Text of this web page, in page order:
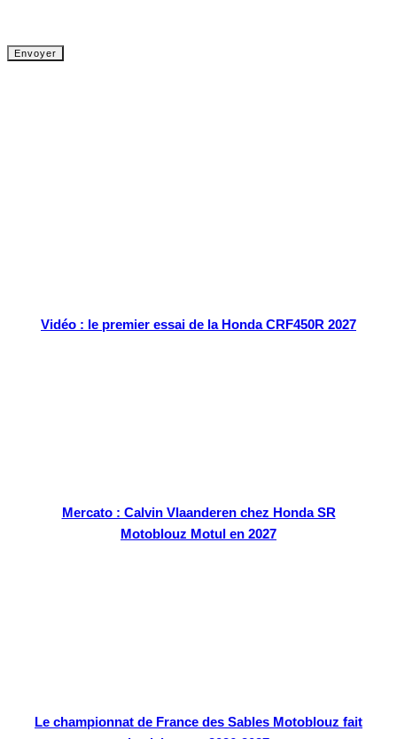
Vidéo : le premier essai de la Honda CRF450R 2027
Mercato : Calvin Vlaanderen chez Honda SR
Motoblouz Motul en 2027
Le championnat de France des Sables Motoblouz fait